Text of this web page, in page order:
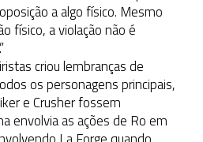
a algo físico. Mesmo
físico, a violação não é
criou lembranças de
os personagens principais,
e Crusher fossem
envolvia as ações de Ro em